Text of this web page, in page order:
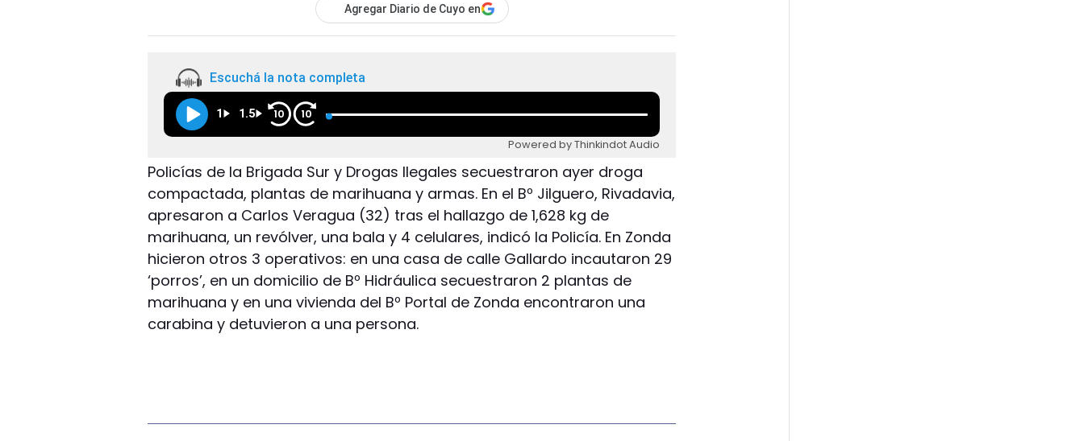
Agregar Diario de Cuyo en
Escuchá la nota completa
1 1.5 10 10
Powered by Thinkindot Audio
Policías de la Brigada Sur y Drogas Ilegales secuestraron ayer droga
compactada, plantas de marihuana y armas. En el Bº Jilguero, Rivadavia,
apresaron a Carlos Veragua (32) tras el hallazgo de 1,628 kg de
marihuana, un revólver, una bala y 4 celulares, indicó la Policía. En Zonda
hicieron otros 3 operativos: en una casa de calle Gallardo incautaron 29
‘porros’, en un domicilio de Bº Hidráulica secuestraron 2 plantas de
marihuana y en una vivienda del Bº Portal de Zonda encontraron una
carabina y detuvieron a una persona.